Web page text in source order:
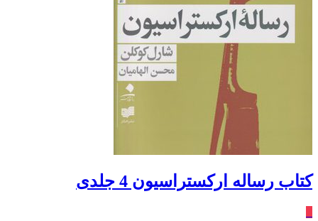
کتاب رساله ارکستراسیون 4 جلدی